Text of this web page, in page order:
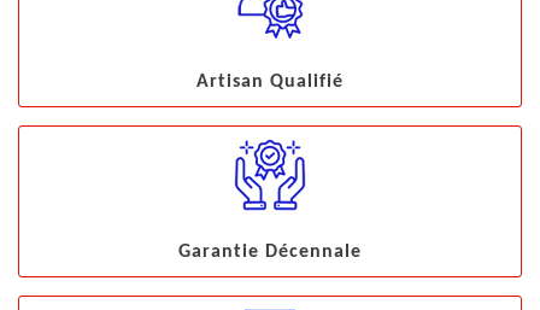
Artisan Qualifié
Garantie Décennale